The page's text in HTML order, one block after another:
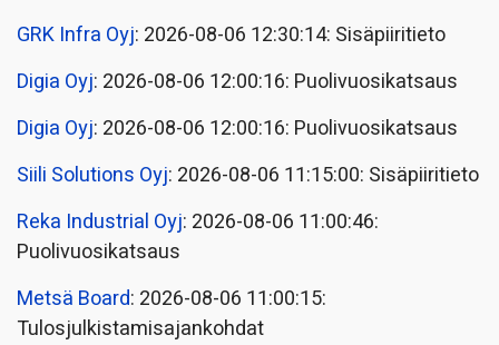
GRK Infra Oyj: 2026-08-06 12:30:14: Sisäpiiritieto
Digia Oyj: 2026-08-06 12:00:16: Puolivuosikatsaus
Digia Oyj: 2026-08-06 12:00:16: Puolivuosikatsaus
Siili Solutions Oyj: 2026-08-06 11:15:00: Sisäpiiritieto
Reka Industrial Oyj: 2026-08-06 11:00:46:
Puolivuosikatsaus
Metsä Board: 2026-08-06 11:00:15:
Tulosjulkistamisajankohdat